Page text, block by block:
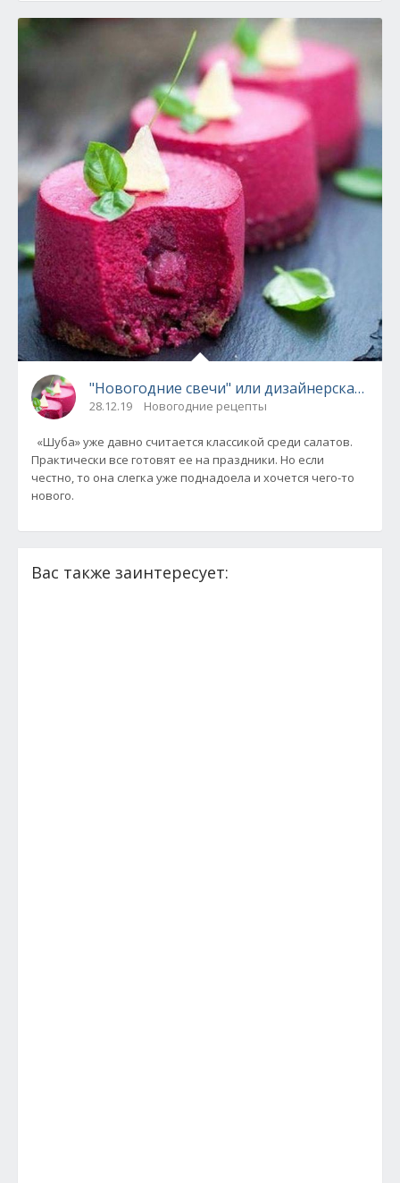
"Новогодние свечи" или дизайнерская
28.12.19 Новогодние рецепты
«Шуба» уже давно считается классикой среди салатов.
Практически все готовят ее на праздники. Но если
честно, то она слегка уже поднадоела и хочется чего-то
нового.
Вас также заинтересует: